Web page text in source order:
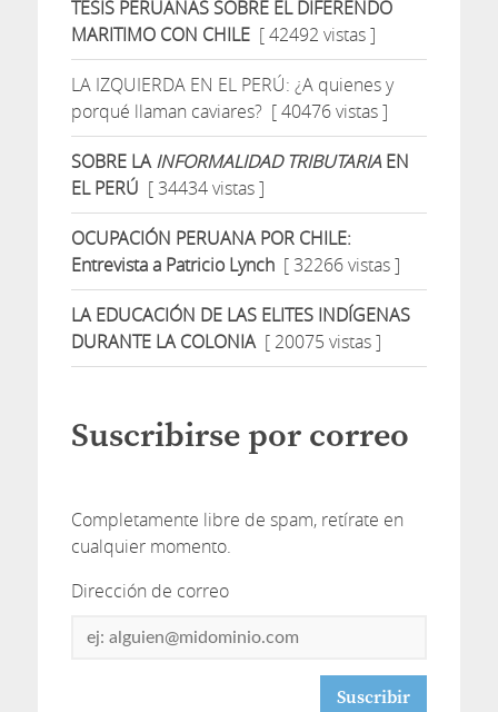
TESIS PERUANAS SOBRE EL DIFERENDO
MARITIMO CON CHILE[ 42492 vistas ]
LA IZQUIERDA EN EL PERÚ: ¿A quienes y
porqué llaman caviares? [ 40476 vistas ]
SOBRE LAINFORMALIDAD TRIBUTARIAEN
EL PERÚ [ 34434 vistas ]
OCUPACIÓN PERUANA POR CHILE:
Entrevista a Patricio Lynch[ 32266 vistas ]
LA EDUCACIÓN DE LAS ELITES INDÍGENAS
DURANTE LA COLONIA[ 20075 vistas ]
Suscribirse por correo
Completamente libre de spam, retírate en
cualquier momento.
Dirección de correo
Dirección